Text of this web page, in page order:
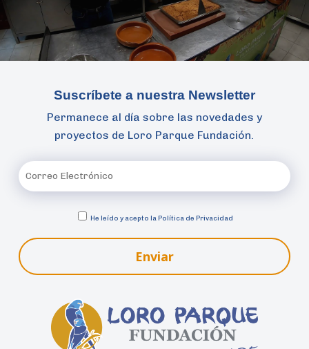
Suscríbete a nuestra Newsletter
Permanece al día sobre las novedades y
proyectos de Loro Parque Fundación.
He leído y acepto laPolítica de Privacidad
Enviar